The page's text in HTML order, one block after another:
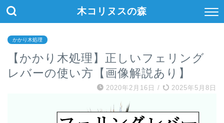
木コリヌスの森
かかり木処理
【かかり木処理】正しいフェリング
レバーの使い方【画像解説あり】
2020年2月16日 / 2025年5月8日